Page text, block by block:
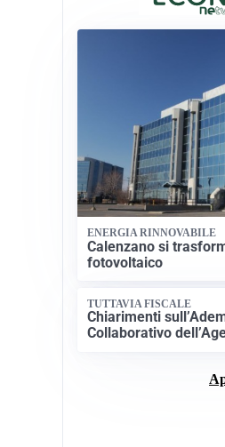
ENERGIA RINNOVABILE
Calenzano si
fotovoltaico
TUTTAVIA FISCALE
Chiarimenti
Collaborativo